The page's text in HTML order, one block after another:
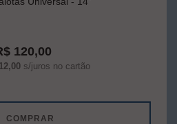
120,00
s/juros no cartão
COMPRAR